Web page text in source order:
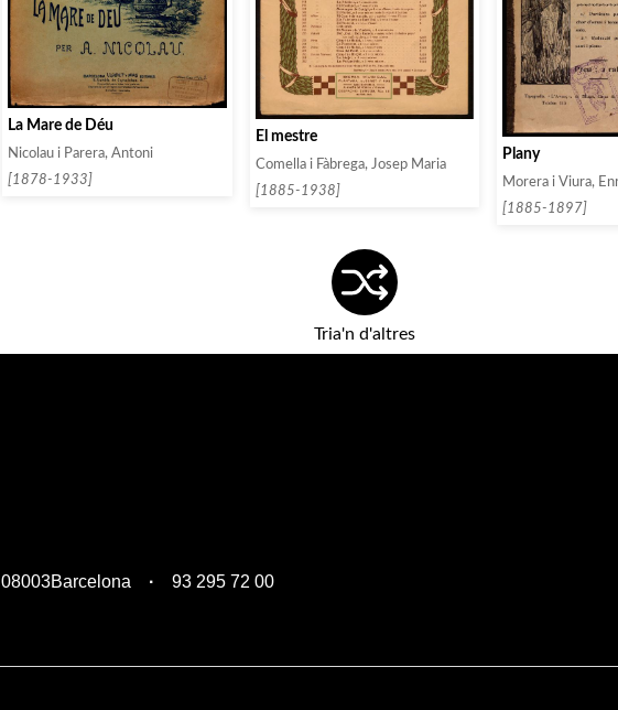
La Mare de Déu
Nicolau i Parera, Antoni
[1878-1933]
El mestre
Comella i Fàbrega, Josep Maria
[1885-1938]
Plany
Morera i Viura,
[1885-1897]
Tria'n d'altres
08003Barcelona 93 295 72 00